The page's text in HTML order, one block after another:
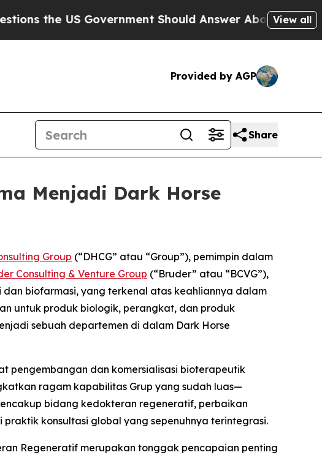
US Government Should Answer About Its Secretive
View all
Provided by AGP
Share
Menjadi Dark Horse
Group (“DHCG” atau “Group”), pemimpin dalam
Consulting & Venture Group (“Bruder” atau “BCVG”),
biofarmasi, yang terkenal atas keahliannya dalam
untuk produk biologik, perangkat, dan produk
sebuah departemen di dalam Dark Horse
pengembangan dan komersialisasi bioterapeutik
ragam kapabilitas Grup yang sudah luas—
bidang kedokteran regeneratif, perbaikan
konsultasi global yang sepenuhnya terintegrasi.
Regeneratif merupakan tonggak pencapaian penting